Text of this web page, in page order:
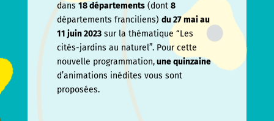
dans18 départements(dont 8
départements franciliens) du 27 mai au
11 juin2023sur la thématique “Les
cités-jardins au naturel”. Pour cette
nouvelle programmation,une quinzaine
d’animations inédites vous sont
proposées.